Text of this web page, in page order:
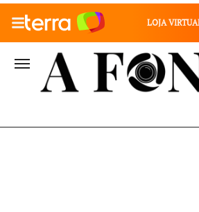
010" />
LOJA